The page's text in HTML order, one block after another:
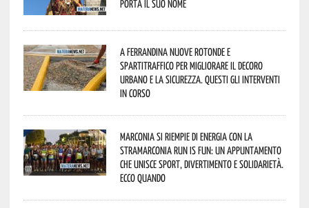
porta il suo nome
A Ferrandina nuove rotonde e
spartitraffico per migliorare il decoro
urbano e la sicurezza. Questi gli interventi
in corso
Marconia si riempie di energia con la
StraMarconia Run is Fun: un appuntamento
che unisce sport, divertimento e solidarietà.
Ecco quando